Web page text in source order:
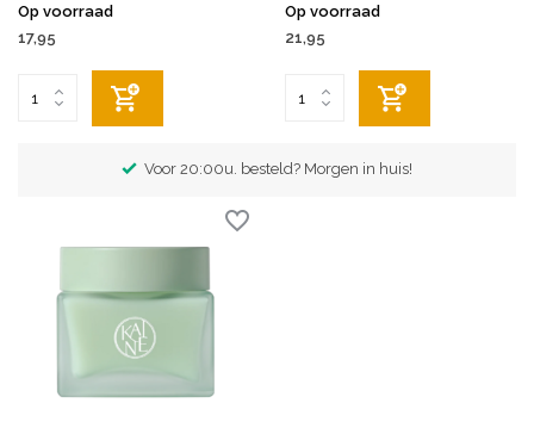
Op voorraad
17,95
Op voorraad
21,95
Voor 20:00u. besteld? Morgen in huis!